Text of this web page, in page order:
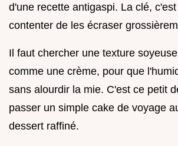
d'une recette antigaspi. La clé,
contenter de les écraser
Il faut chercher une texture
comme une crème, pour que
sans alourdir la mie. C'est ce petit
passer un simple cake de voyage
dessert raffiné.